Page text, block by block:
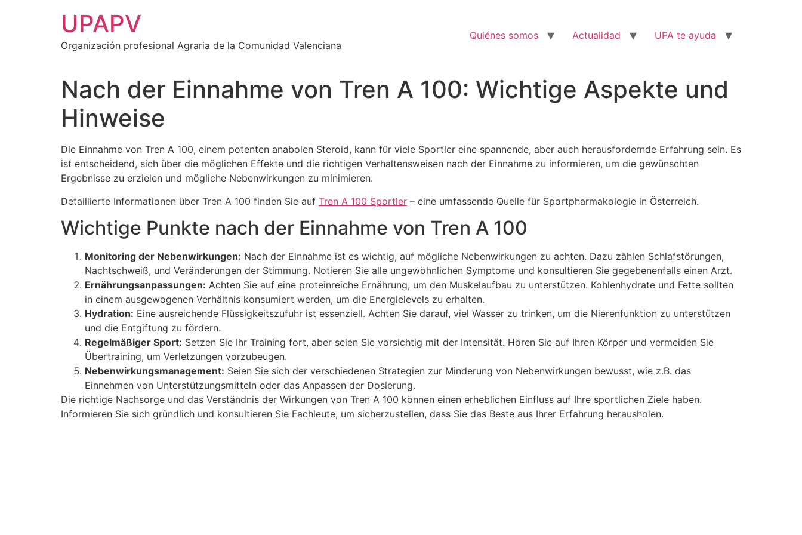
UPAPV
Organización profesional Agraria de la Comunidad Valenciana
Quiénes somos Actualidad UPA te ayuda
Nach der Einnahme von Tren A 100: Wichtige Aspekte und
Hinweise
Die Einnahme von Tren A 100, einem potenten anabolen Steroid, kann für viele Sportler eine spannende, aber auch herausfordernde Erfahrung sein. Es
ist entscheidend, sich über die möglichen Effekte und die richtigen Verhaltensweisen nach der Einnahme zu informieren, um die gewünschten
Ergebnisse zu erzielen und mögliche Nebenwirkungen zu minimieren.
Detaillierte Informationen über Tren A 100 finden Sie auf Tren A 100 Sportler – eine umfassende Quelle für Sportpharmakologie in Österreich.
Wichtige Punkte nach der Einnahme von Tren A 100
Monitoring der Nebenwirkungen: Nach der Einnahme ist es wichtig, auf mögliche Nebenwirkungen zu achten. Dazu zählen Schlafstörungen,
Nachtschweiß, und Veränderungen der Stimmung. Notieren Sie alle ungewöhnlichen Symptome und konsultieren Sie gegebenenfalls einen Arzt.
Ernährungsanpassungen: Achten Sie auf eine proteinreiche Ernährung, um den Muskelaufbau zu unterstützen. Kohlenhydrate und Fette sollten
in einem ausgewogenen Verhältnis konsumiert werden, um die Energielevels zu erhalten.
Hydration: Eine ausreichende Flüssigkeitszufuhr ist essenziell. Achten Sie darauf, viel Wasser zu trinken, um die Nierenfunktion zu unterstützen
und die Entgiftung zu fördern.
Regelmäßiger Sport: Setzen Sie Ihr Training fort, aber seien Sie vorsichtig mit der Intensität. Hören Sie auf Ihren Körper und vermeiden Sie
Übertraining, um Verletzungen vorzubeugen.
Nebenwirkungsmanagement: Seien Sie sich der verschiedenen Strategien zur Minderung von Nebenwirkungen bewusst, wie z.B. das
Einnehmen von Unterstützungsmitteln oder das Anpassen der Dosierung.
Die richtige Nachsorge und das Verständnis der Wirkungen von Tren A 100 können einen erheblichen Einfluss auf Ihre sportlichen Ziele haben.
Informieren Sie sich gründlich und konsultieren Sie Fachleute, um sicherzustellen, dass Sie das Beste aus Ihrer Erfahrung herausholen.